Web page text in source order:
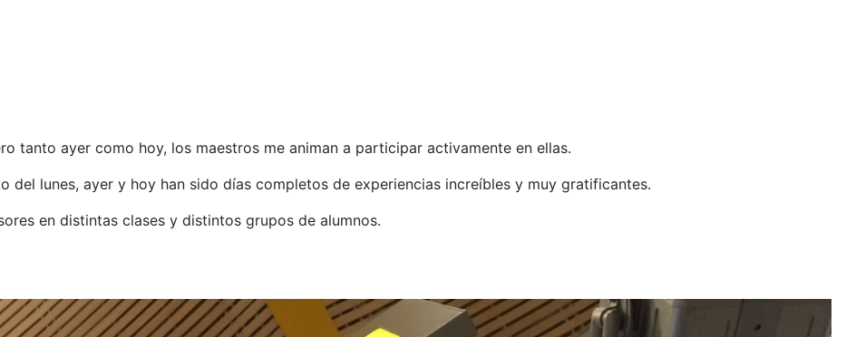
tanto ayer como hoy, los maestros me animan a participar activamente en ellas.
del lunes, ayer y hoy han sido días completos de experiencias increíbles y muy gratificantes.
en distintas clases y distintos grupos de alumnos.